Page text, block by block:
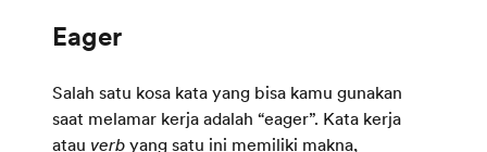
Salah satu kosa kata yang bisa kamu gunakan
saat melamar kerja adalah “eager”. Kata kerja
atau verbyang satu ini memiliki makna,